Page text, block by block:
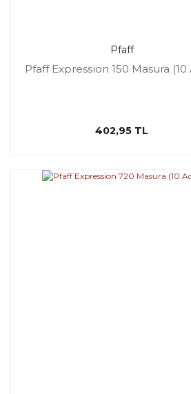
Pfaff
Pfaff Expression 150 Masura (10
402,95 TL